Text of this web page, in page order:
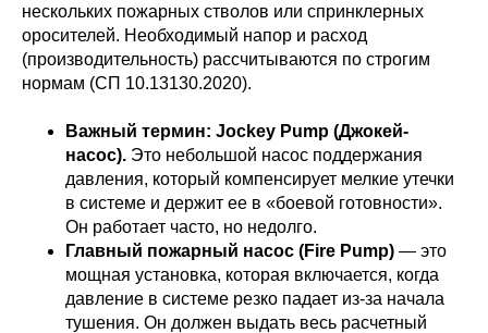
нескольких пожарных стволов или спринклерных
оросителей. Необходимый напор и расход
(производительность) рассчитываются по строгим
нормам (СП 10.13130.2020).
Важный термин: Jockey Pump (Джокей-
насос). Это небольшой насос поддержания
давления, который компенсирует мелкие утечки
в системе и держит ее в «боевой готовности».
Он работает часто, но недолго.
Главный пожарный насос (Fire Pump) — это
мощная установка, которая включается, когда
давление в системе резко падает из-за начала
тушения. Он должен выдать весь расчетный